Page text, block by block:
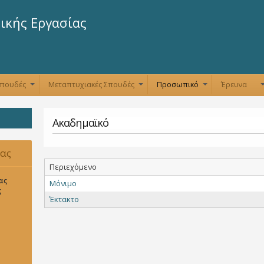
Εργασίας
Μεταπτυχιακές Σπουδές Προσωπικό Έρευνα
Ακαδημαϊκό
Περιεχόμενο
Μόνιμο
Έκτακτο